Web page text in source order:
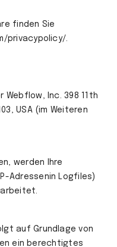
finden Sie
privacypolicy/.
Webflow, Inc. 398 11th
USA (im Weiteren
werden Ihre
Adressenin Logfiles)
auf Grundlage von
ein berechtigtes